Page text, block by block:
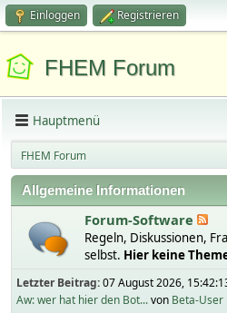
Einloggen Registrieren
FHEM Forum
Hauptmenü
FHEM Forum
Allgemeine Informationen
Forum-Software
Regeln, Diskussionen,
selbst. Hier keine
Letzter Beitrag:07 August 2026,
Aw: wer hat hier den Bot...von Beta-User